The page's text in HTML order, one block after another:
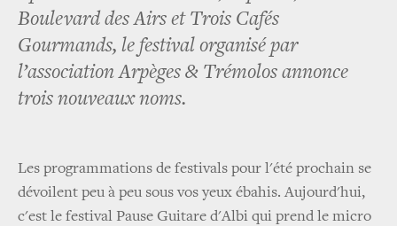
Boulevard des Airs et Trois Cafés
Gourmands, le festival organisé par
l’association Arpèges & Trémolos annonce
trois nouveaux noms.
Les programmations de festivals pour l'été prochain se
dévoilent peu à peu sous vos yeux ébahis. Aujourd'hui,
c'est le festival Pause Guitare d'Albi qui prend le micro